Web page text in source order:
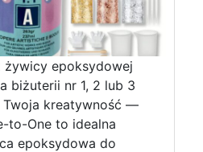
epoksydowej
biżuterii nr 1, 2 lub 3
Twoja kreatywność —
to-One to idealna
epoksydowa do